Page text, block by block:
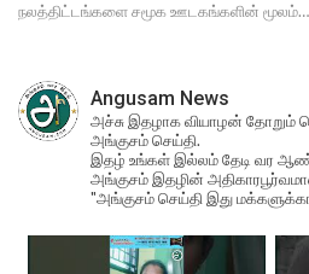
நலத்திட்டங்களை சமூக ஊடகங்களின் மூலம்…
Angusam News
அச்சு இதழாக வியாழன் தோறும்
அங்குசம் செய்தி.
இதழ் உங்கள் இல்லம் தேடி வர
அங்குசம் இதழின்
"அங்குசம் செய்தி இது